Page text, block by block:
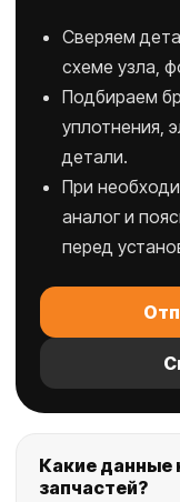
Сверяем
схеме узла,
Подбираем
уплотнения,
детали.
При
аналог и
перед
Какие данные
запчастей?